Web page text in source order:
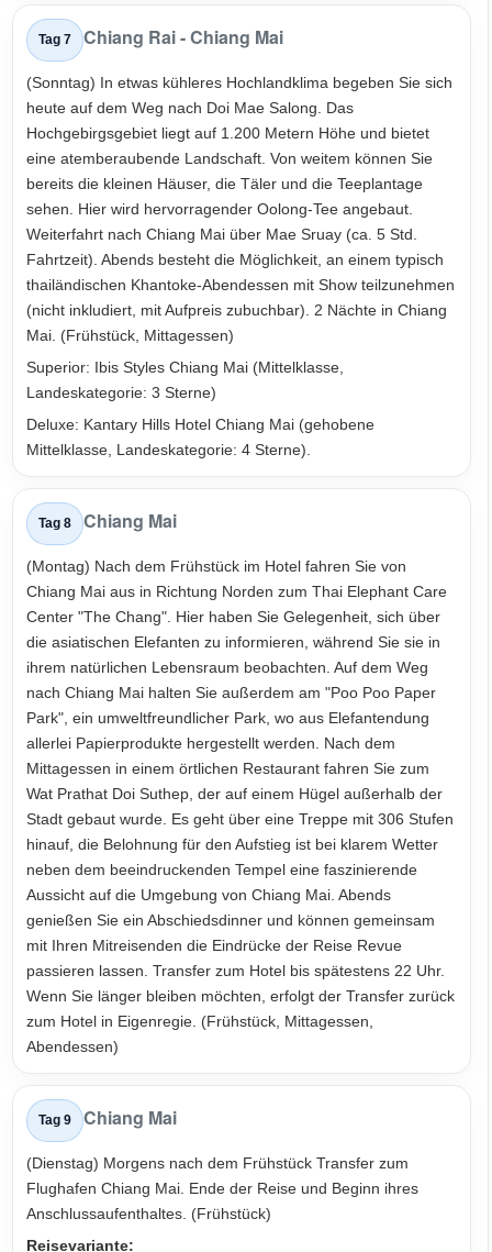
Tag 7 Chiang Rai - Chiang Mai
(Sonntag) In etwas kühleres Hochlandklima begeben Sie sich
heute auf dem Weg nach Doi Mae Salong. Das
Hochgebirgsgebiet liegt auf 1.200 Metern Höhe und bietet
eine atemberaubende Landschaft. Von weitem können Sie
bereits die kleinen Häuser, die Täler und die Teeplantage
sehen. Hier wird hervorragender Oolong-Tee angebaut.
Weiterfahrt nach Chiang Mai über Mae Sruay (ca. 5 Std.
Fahrtzeit). Abends besteht die Möglichkeit, an einem typisch
thailändischen Khantoke-Abendessen mit Show teilzunehmen
(nicht inkludiert, mit Aufpreis zubuchbar). 2 Nächte in Chiang
Mai. (Frühstück, Mittagessen)
Superior: Ibis Styles Chiang Mai (Mittelklasse,
Landeskategorie: 3 Sterne)
Deluxe: Kantary Hills Hotel Chiang Mai (gehobene
Mittelklasse, Landeskategorie: 4 Sterne).
Tag 8 Chiang Mai
(Montag) Nach dem Frühstück im Hotel fahren Sie von
Chiang Mai aus in Richtung Norden zum Thai Elephant Care
Center "The Chang". Hier haben Sie Gelegenheit, sich über
die asiatischen Elefanten zu informieren, während Sie sie in
ihrem natürlichen Lebensraum beobachten. Auf dem Weg
nach Chiang Mai halten Sie außerdem am "Poo Poo Paper
Park", ein umweltfreundlicher Park, wo aus Elefantendung
allerlei Papierprodukte hergestellt werden. Nach dem
Mittagessen in einem örtlichen Restaurant fahren Sie zum
Wat Prathat Doi Suthep, der auf einem Hügel außerhalb der
Stadt gebaut wurde. Es geht über eine Treppe mit 306 Stufen
hinauf, die Belohnung für den Aufstieg ist bei klarem Wetter
neben dem beeindruckenden Tempel eine faszinierende
Aussicht auf die Umgebung von Chiang Mai. Abends
genießen Sie ein Abschiedsdinner und können gemeinsam
mit Ihren Mitreisenden die Eindrücke der Reise Revue
passieren lassen. Transfer zum Hotel bis spätestens 22 Uhr.
Wenn Sie länger bleiben möchten, erfolgt der Transfer zurück
zum Hotel in Eigenregie. (Frühstück, Mittagessen,
Abendessen)
Tag 9 Chiang Mai
(Dienstag) Morgens nach dem Frühstück Transfer zum
Flughafen Chiang Mai. Ende der Reise und Beginn ihres
Anschlussaufenthaltes. (Frühstück)
Reisevariante: